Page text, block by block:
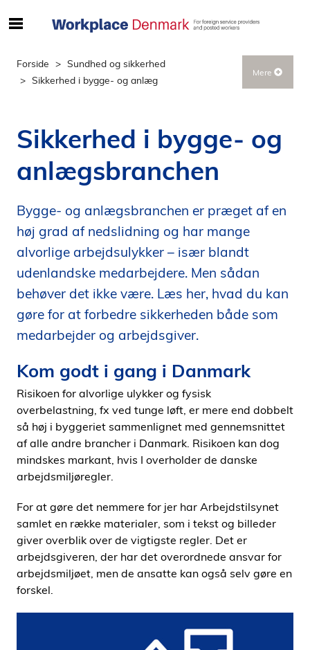
e
r
h
o
l
d
p
å
i
d
n
Forside
Sundhed og sikkerhed
Sikkerhed i bygge- og anlæg
Mere
Sikkerhed i bygge- og
anlægsbranchen
Bygge- og anlægsbranchen er præget af en
høj grad af nedslidning og har mange
alvorlige arbejdsulykker – især blandt
udenlandske medarbejdere. Men sådan
behøver det ikke være. Læs her, hvad du kan
gøre for at forbedre sikkerheden både som
medarbejder og arbejdsgiver.
Kom godt i gang i Danmark
Risikoen for alvorlige ulykker og fysisk
overbelastning, fx ved tunge løft, er mere end dobbelt
så høj i byggeriet sammenlignet med gennemsnittet
af alle andre brancher i Danmark. Risikoen kan dog
mindskes markant, hvis I overholder de danske
arbejdsmiljøregler.
For at gøre det nemmere for jer har Arbejdstilsynet
samlet en række materialer, som i tekst og billeder
giver overblik over de vigtigste regler. Det er
arbejdsgiveren, der har det overordnede ansvar for
arbejdsmiljøet, men de ansatte kan også selv gøre en
forskel.